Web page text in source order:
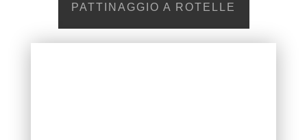
PATTINAGGIO A ROTELLE